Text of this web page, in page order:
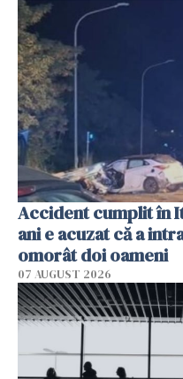
Accident cumplit în
ani e acuzat că a
omorât doi oameni
07 AUGUST 2026